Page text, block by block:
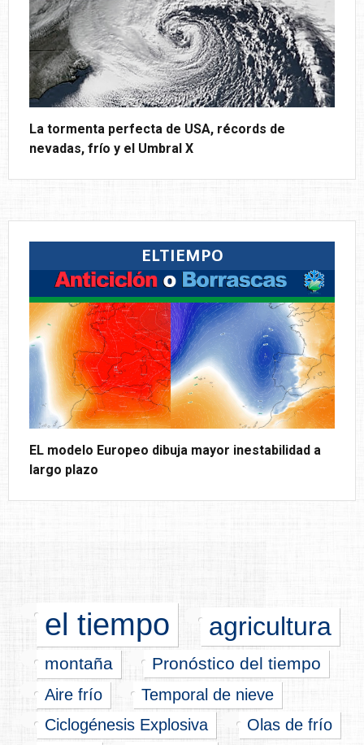
La tormenta perfecta de USA, récords de
nevadas, frío y el Umbral X
ELTIEMPO
EL modelo Europeo dibuja mayor inestabilidad a
largo plazo
el tiempo agricultura
montaña Pronóstico del tiempo
Aire frío
Temporal de nieve
Ciclogénesis Explosiva
Olas de frío